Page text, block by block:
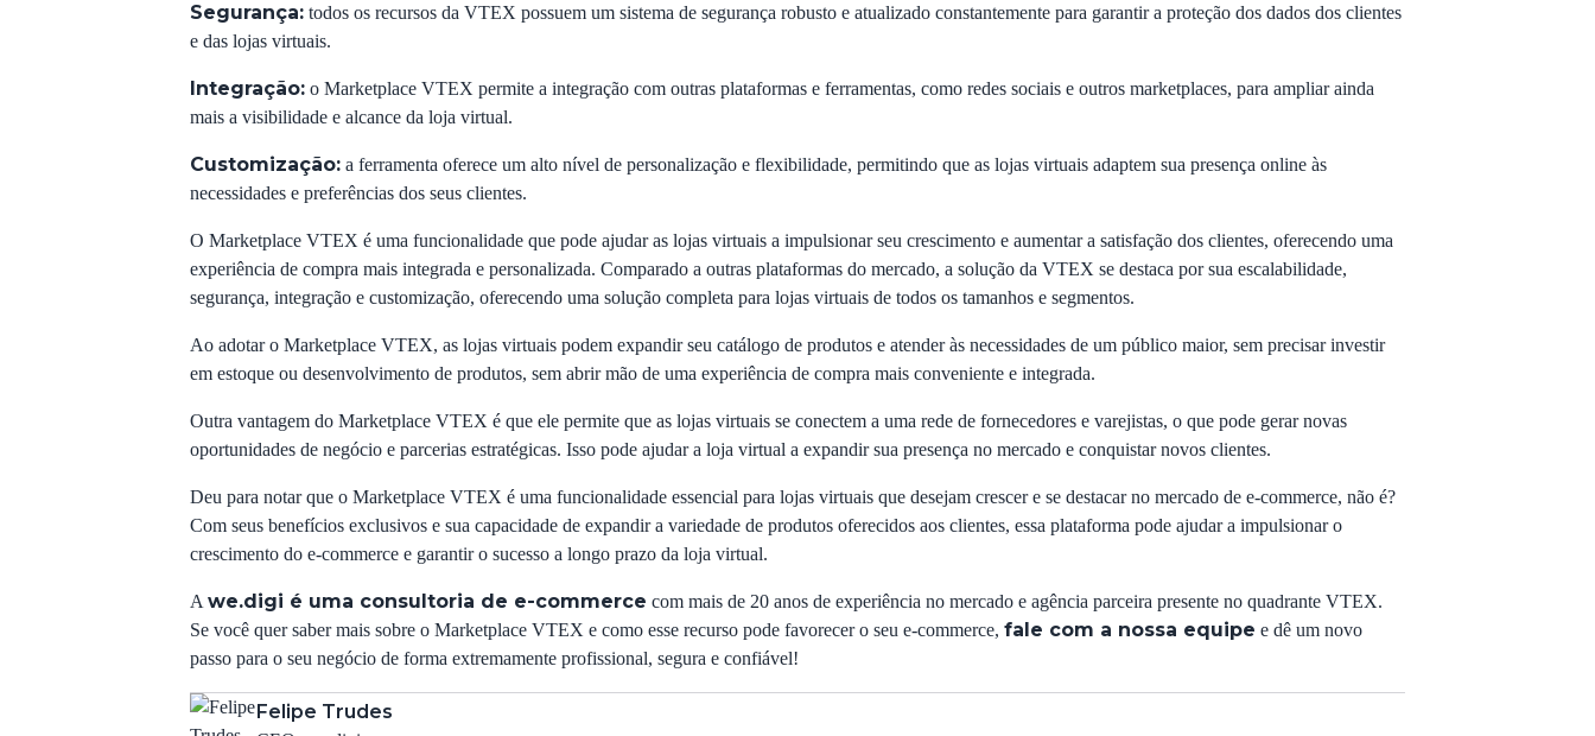
Segurança: todos os recursos da VTEX possuem um sistema de segurança robusto e atualizado constantemente para garantir a proteção dos dados dos clientes
e das lojas virtuais.
Integração: o Marketplace VTEX permite a integração com outras plataformas e ferramentas, como redes sociais e outros marketplaces, para ampliar ainda
mais a visibilidade e alcance da loja virtual.
Customização: a ferramenta oferece um alto nível de personalização e flexibilidade, permitindo que as lojas virtuais adaptem sua presença online às
necessidades e preferências dos seus clientes.
O Marketplace VTEX é uma funcionalidade que pode ajudar as lojas virtuais a impulsionar seu crescimento e aumentar a satisfação dos clientes, oferecendo uma
experiência de compra mais integrada e personalizada. Comparado a outras plataformas do mercado, a solução da VTEX se destaca por sua escalabilidade,
segurança, integração e customização, oferecendo uma solução completa para lojas virtuais de todos os tamanhos e segmentos.
Ao adotar o Marketplace VTEX, as lojas virtuais podem expandir seu catálogo de produtos e atender às necessidades de um público maior, sem precisar investir
em estoque ou desenvolvimento de produtos, sem abrir mão de uma experiência de compra mais conveniente e integrada.
Outra vantagem do Marketplace VTEX é que ele permite que as lojas virtuais se conectem a uma rede de fornecedores e varejistas, o que pode gerar novas
oportunidades de negócio e parcerias estratégicas. Isso pode ajudar a loja virtual a expandir sua presença no mercado e conquistar novos clientes.
Deu para notar que o Marketplace VTEX é uma funcionalidade essencial para lojas virtuais que desejam crescer e se destacar no mercado de e-commerce, não é?
Com seus benefícios exclusivos e sua capacidade de expandir a variedade de produtos oferecidos aos clientes, essa plataforma pode ajudar a impulsionar o
crescimento do e-commerce e garantir o sucesso a longo prazo da loja virtual.
A we.digi é uma consultoria de e-commerce com mais de 20 anos de experiência no mercado e agência parceira presente no quadrante VTEX.
Se você quer saber mais sobre o Marketplace VTEX e como esse recurso pode favorecer o seu e-commerce, fale com a nossa equipe e dê um novo
passo para o seu negócio de forma extremamente profissional, segura e confiável!
Felipe Trudes